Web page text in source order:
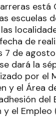
está
escuelas
de
7 de
dará la
por el
y el Área
del
el Empleo